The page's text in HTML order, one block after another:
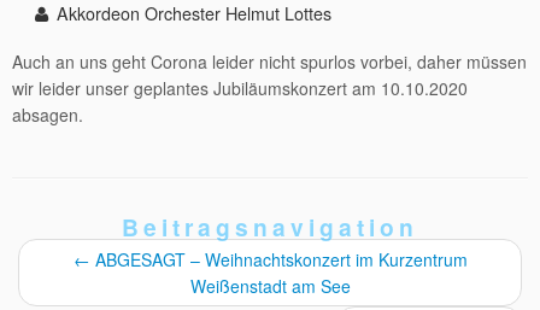
Akkordeon Orchester Helmut Lottes
Auch an uns geht Corona leider nicht spurlos vorbei, daher müssen
wir leider unser geplantes Jubiläumskonzert am 10.10.2020
absagen.
Beitragsnavigation
← ABGESAGT – Weihnachtskonzert im Kurzentrum
Weißenstadt am See